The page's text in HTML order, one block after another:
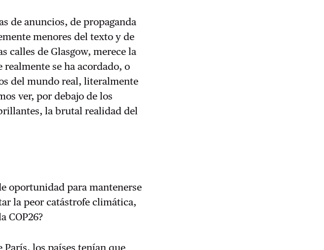
de anuncios, de propaganda
menores del texto y de
calles de Glasgow, merece la
realmente se ha acordado, o
del mundo real, literalmente
ver, por debajo de los
la brutal realidad del
oportunidad para mantenerse
la peor catástrofe climática,
COP26?
los países tenían que